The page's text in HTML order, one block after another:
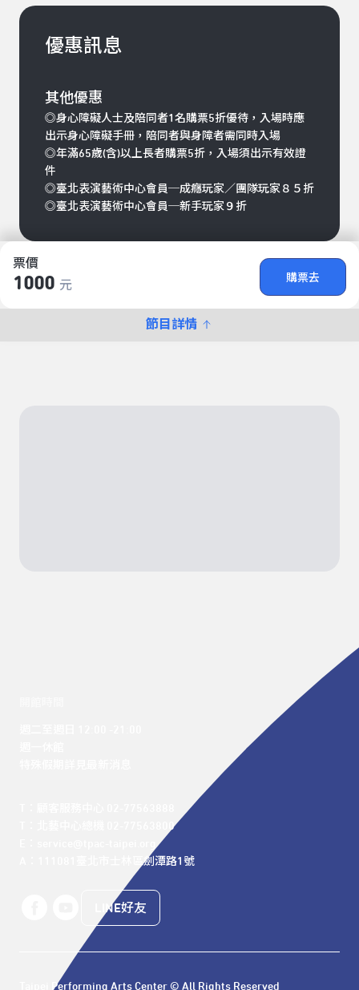
票價
1000 元
購票去
節目詳情
優惠訊息
其他優惠
◎身心障礙人士及陪同者1名購票5折優待，入場時應
出示身心障礙手冊，陪同者與身障者需同時入場
◎年滿65歲(含)以上長者購票5折，入場須出示有效證
件
◎臺北表演藝術中心會員─成癮玩家／團隊玩家８５折
◎臺北表演藝術中心會員─新手玩家９折
T：北藝中心總機 02-77563800
E：service@tpac-taipei.org
A：111081臺北市士林區劍潭路1號
LINE好友
Taipei Performing Arts Center © All Rights Reserved